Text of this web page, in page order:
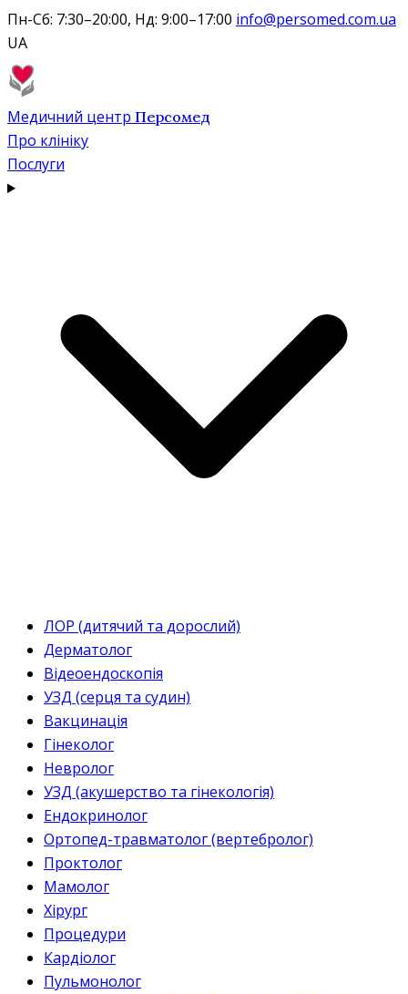
Пн-Сб: 7:30–20:00, Нд: 9:00–17:00 info@persomed.com.ua
UA
Медичний центр Персомед
Про клініку
Послуги
ЛОР (дитячий та дорослий)
Дерматолог
Відеоендоскопія
УЗД (серця та судин)
Вакцинація
Гінеколог
Невролог
УЗД (акушерство та гінекологія)
Ендокринолог
Ортопед-травматолог (вертебролог)
Проктолог
Мамолог
Хірург
Процедури
Кардіолог
Пульмонолог